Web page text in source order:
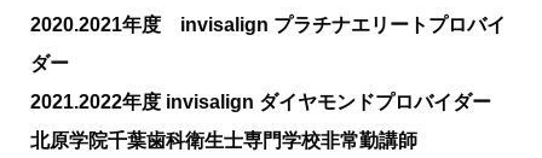
2020.2021年度 invisalign プラチナエリートプロバイ
ダー
2021.2022年度 invisalign ダイヤモンドプロバイダー
北原学院千葉歯科衛生士専門学校非常勤講師